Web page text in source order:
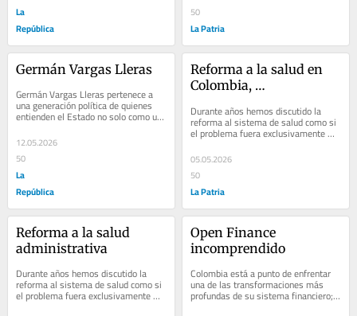
La
República
50
La Patria
Germán Vargas Lleras
Germán Vargas Lleras pertenece a
una generación política de quienes
entienden el Estado no solo como un
12.05.2026
50
La
República
Reforma a la salud en
Colombia,
Durante años hemos discutido la
reforma al sistema de salud como si
el problema fuera exclusivamente
clínico. No lo es. El verdadero cuello
de...
05.05.2026
50
La Patria
Reforma a la salud
administrativa
Durante años hemos discutido la
reforma al sistema de salud como si
el problema fuera exclusivamente
clínico. No lo es. El verdadero cuello
Open Finance
incomprendido
Colombia está a punto de enfrentar
una de las transformaciones más
profundas de su sistema financiero;
sin embargo, el debate público sigue